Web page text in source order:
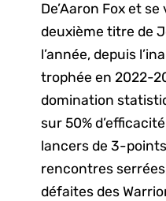
De’Aaron Fox et
deuxième titre de
l’année, depuis
trophée en 2022-
domination
sur 50%
lancers de 3-
rencontres
défaites des